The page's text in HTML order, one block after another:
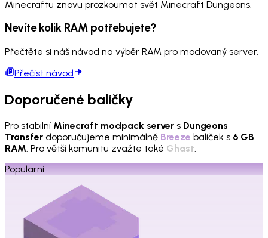
Minecraftu znovu prozkoumat svět Minecraft Dungeons.
Nevíte kolik RAM potřebujete?
Přečtěte si náš návod na výběr RAM pro modovaný server.
Přečíst návod
Doporučené balíčky
Pro stabilní Minecraft modpack server s Dungeons
Transfer doporučujeme minimálně Breeze balíček s 6 GB
RAM. Pro větší komunitu zvažte také Ghast.
Populární